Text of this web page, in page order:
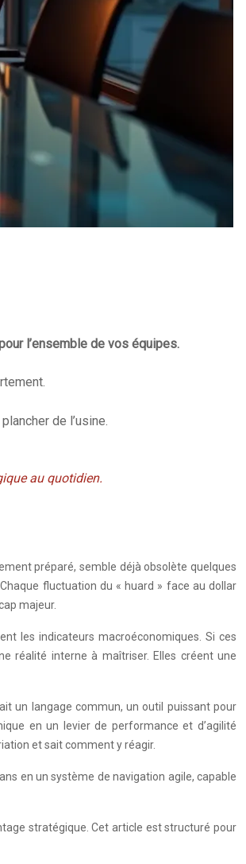
l’ensemble de vos équipes.
de l’usine.
au quotidien.
préparé, semble déjà obsolète quelques
fluctuation du « huard » face au dollar
majeur.
les indicateurs macroéconomiques. Si ces
réalité interne à maîtriser. Elles créent une
un langage commun, un outil puissant pour
en un levier de performance et d’agilité
et sait comment y réagir.
en un système de navigation agile, capable
stratégique. Cet article est structuré pour